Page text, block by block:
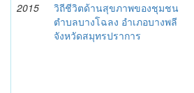
2015
วิถีชีวิตด้านสุขภาพของชุมชน
ตำบลบางโฉลง อำเภอบางพลี
จังหวัดสมุทรปราการ